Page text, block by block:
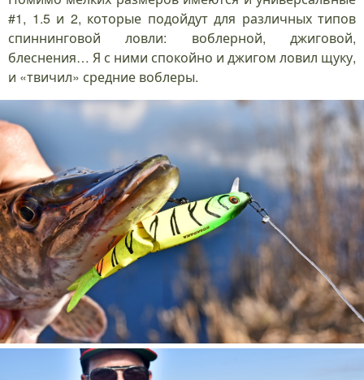
#1, 1.5 и 2, которые подойдут для различных типов
спиннинговой ловли: воблерной, джиговой,
блеснения… Я с ними спокойно и джигом ловил щуку,
и «твичил» средние воблеры.